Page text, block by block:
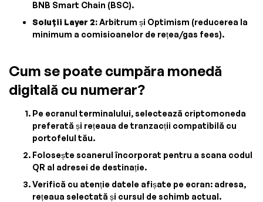
BNB Smart Chain (BSC).
Soluții Layer 2:Arbitrum și Optimism (reducerea la
minimum a comisioanelor de rețea/gas fees).
Cum se poate cumpăra monedă
digitală cu numerar?
Pe ecranul terminalului, selectează criptomoneda
preferată și rețeaua de tranzacții compatibilă cu
portofelul tău.
Folosește scanerul încorporat pentru a scana codul
QR al adresei de destinație.
Verifică cu atenție datele afișate pe ecran: adresa,
rețeaua selectată și cursul de schimb actual.